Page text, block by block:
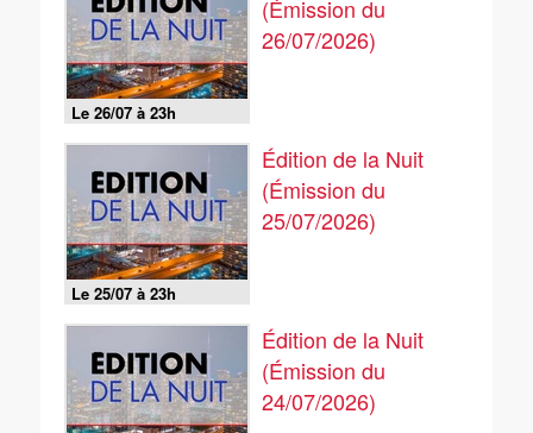
Le 26/07 à 23h
(Émission du
26/07/2026)
Le 25/07 à 23h
Édition de la Nuit
(Émission du
25/07/2026)
Édition de la Nuit
(Émission du
24/07/2026)